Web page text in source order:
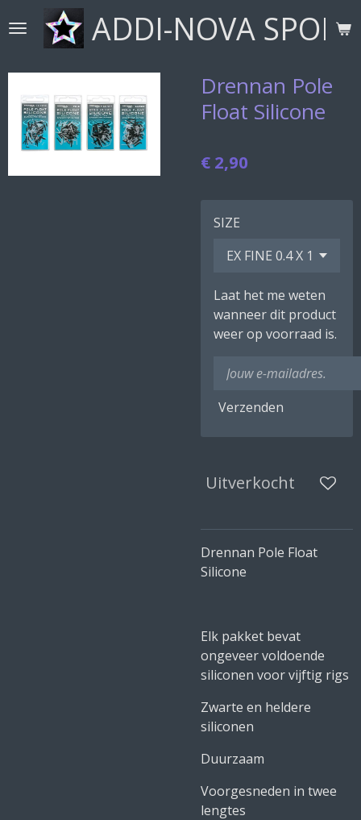
direct
de
hoofdinhoud
ADDI-NOVA
Drennan Pole
Float Silicone
€ 2,90
SIZE
Laat het me weten
wanneer dit product
weer op voorraad is.
Verzenden
Uitverkocht
Drennan Pole Float
Silicone
Elk pakket bevat
ongeveer voldoende
siliconen voor vijftig rigs
Zwarte en heldere
siliconen
Duurzaam
Voorgesneden in twee
lengtes